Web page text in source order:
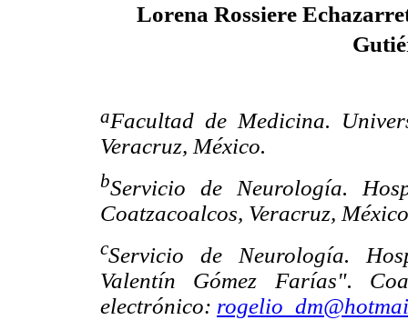
Lorena Rossiere
aFacultad de Medicina.
Veracruz, México.
bServicio de Neurología.
Coatzacoalcos, Veracruz,
cServicio de Neurología.
Valentín Gómez Farías".
electrónico: